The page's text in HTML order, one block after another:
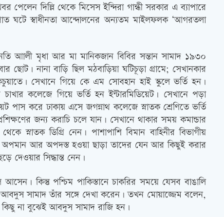
দিল্লি থেকে মিসেস ইন্দিরা গান্ধী সরকার এ ব্যাপারে
ঘটে স্বাধীনতা আন্দোলনের অন্যতম মাইলফলক ‘আগরতলা
আালী মৃধা আর মা মানিকজান বিবির সন্তান সামাদ ১৯৩০
নানা বাড়ি ছিল মঠবাড়িয়া ঘটিচূড়া গ্রামে; সেখানকার
সেখানে গিয়ে কে এম সোবহান হাই স্কুলে ভর্তি হন।
কলেজে গিয়ে ভর্তি হন ইন্টারমিডিয়েট। সেখানে পড়া
পাস করে ঢাকায় এসে জগন্নাথ কলেজে স্নাতক শ্রেণিতে ভর্তি
জন্য করাচি চলে যান। সেখানে থাকার সময় কমান্ডার
ডিগ্রি নেন। পাশাপাশি বিমান বাহিনীর বিভাগীয়
অপমান আর অপদস্ত হওয়া ছাড়া তাদের যেন আর কিছুই করার
দেওয়ার সিদ্ধান্ত নেন।
কিন্তু পশ্চিম পাকিস্তানে চাকরির সময়ে যেসব বাঙালি
সামাদ তাঁর সঙ্গে দেখা করেন। তখন মোয়াজ্জেম বলেন,
না বুঝেই আবদুস সামাদ রাজি হন।